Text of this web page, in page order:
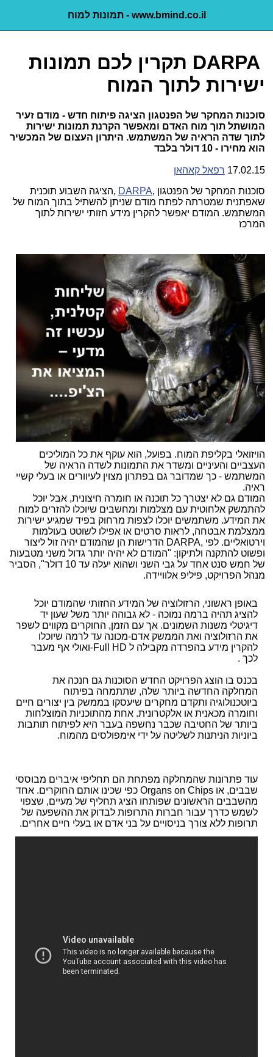
www.bmind.co.il - תמונות למוח
DARPA תקרין לכם תמונות
ישירות לתוך המוח
סוכנות המחקר של הפנטגון הציגה פיתוח חדש - מודם זעיר
המושתל תוך מוח האדם ומאפשר הקרנת תמונות ישירות
לתוך שדה הראיה של המשתמש. היתרון העצום של המכשיר
הוא מחירו - 10 דולר בלבד
17.02.15 רפאל קאהאן
סוכנות המחקר של הפנטגון ,
DARPA
,הציגה השבוע תוכנית
שאפתנית שמטרתה לפתח מודם שניתן להשתיל בתוך המוח של
המשתמש. המודם יאפשר להקרין מידע חזותי ישירות לתוך
המרכז
הויזואלי בקליפת המוח. בפועל, הוא עוקף את כל המוליכים
העצביים והעיניים ומשדר את התמונות לשדה הראיה של
המשתמש - כך שמדובר גם בפתרון מצוין לעיוורים או בעלי קשיי
ראיה.
המודם גם לא יצטרך כל תוכנה או חומרה חיצונית, אבל יוכל
להתמשק אלחוטית עם מצלמות ומחשבים שיוכלו להזרים למוח
את המידע. משתמשים יוכלו לצפות מרחוק בפיד שמגיע ישירות
ממצלמת אבטחה, לראות סרטים או אפילו לשוטט בעולמות
וירטואליים. לפי DARPA, הדרישות הן שהמודם יהיה זול ליצור
ופשוט להתקנה ולתיקון: "המודם לא יהיה יותר גדול משני מטבעות
של חמש סנט אחד על גבי השני ושהוא יעלה עד 10 דולר",
הסביר
מנהל הפרויקט, פיליפ אלוויידה.
באופן ראשוני, הרזולוציה של המידע החזותי שהמודם יוכל
להציג תהיה ברמה נמוכה - לא גבוהה יותר משל שעון יד
דיגיטלי משנות השמונים. אך עם הזמן, החוקרים מקווים לשפר
את הרזולוציה ואת הממשק אדם-מכונה עד לרמה שיוכלו
להקרין מידע בהפרדה מקבילה ל -Full HDואולי אף מעבר
לכך .
בכנס בו הוצג הפרויקט החדש הסוכנות גם חנכה את
המחלקה החדשה ביותר שלה, שתתמחה בפיתוח
ביוטכנולוגיה ותקדם מחקרים שיעסקו בממשק בין יצורים חיים
וחומרה מכאנית או אלקטרונית. אחת מהתוכניות המוצלחות
ביותר של החטיבה שכבר נחשפה בעבר היא לפיתוח תותבות
ביוניות הניתנות לשליטה על ידי אימפולסים מהמוח.
עוד פתרונות שהמחלקה מפתחת הם תחליפי איברים מבוססי
שבבים, או
כפי שכינו אותם החוקרים. אחד
מהשבבים הראשונים שפותחו הציג תחליף של מעיים, שצפוי
לשמש כדרך עבור חברות התרופות לבדוק את ההשפעה של
תרופות ללא צורך בניסויים על בני אדם או בעלי חיים אחרים.